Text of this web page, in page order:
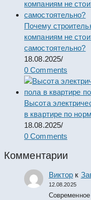
Почему
компаниям не
самостоятельно?
18.08.2025/
0 Comments
Высота
в квартире по
18.08.2025/
0 Comments
Комментарии
Виктор к
12.08.2025